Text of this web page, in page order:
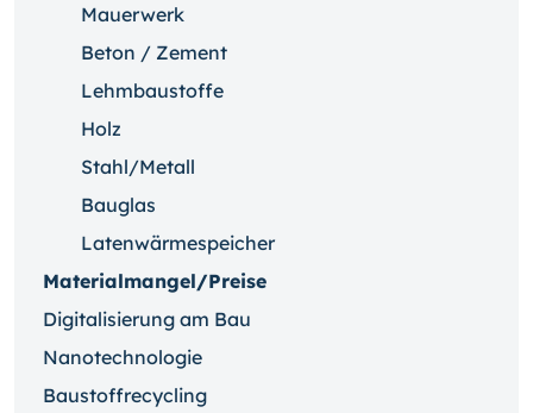
Mauerwerk
Beton / Zement
Lehmbaustoffe
Holz
Stahl/Metall
Bauglas
Latenwärmespeicher
Materialmangel/Preise
Digitalisierung am Bau
Nanotechnologie
Baustoffrecycling